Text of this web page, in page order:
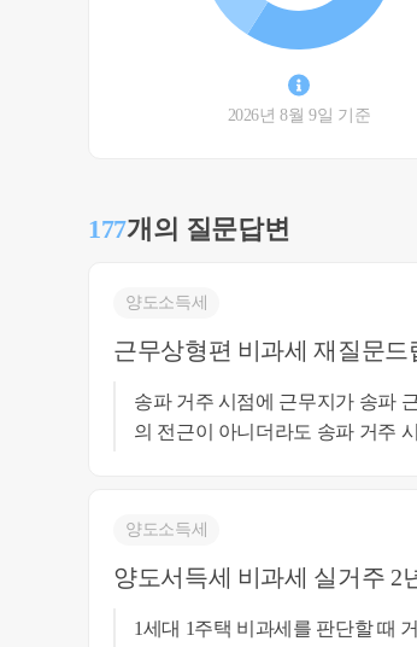
2026년 8월 9일 기준
177개의 질문답변
양도소득세
근무상형편 비과세 재질문드
송파 거주 시점에 근무지가 송파 근처 였
의 전근이 아니더라도 송파 거주
사유에 해당되지 않아 보입니다. 자세한 사실 관계를 알아야 더 정확한 상담이 될 것
양도소득세
양도서득세 비과세 실거주 2
1세대 1주택 비과세를 판단할 때 거주기간 계산에 있어 예규를 보면 다음과 같습니